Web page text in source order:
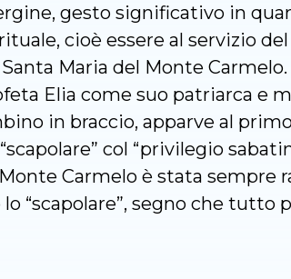
gesto significativo in
cioè essere al servizio
Maria del Monte
Elia come suo patriarca e
in braccio, apparve al
col “privilegio
Carmelo è stata sempre
“scapolare”, segno che tutto